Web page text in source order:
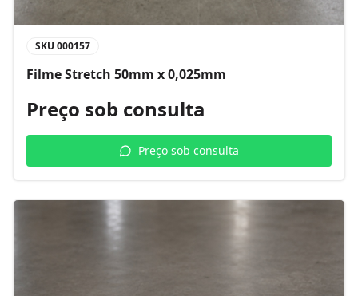
SKU 000157
Filme Stretch 50mm x 0,025mm
Preço sob consulta
Preço sob consulta